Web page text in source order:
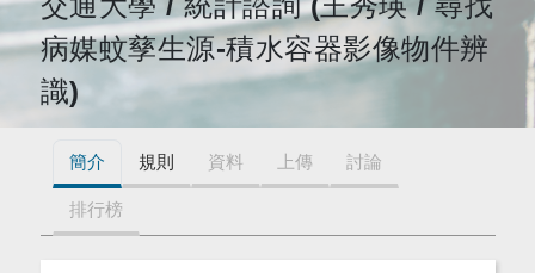
病媒蚊孳生源-積水容器影像物件辨
識)
簡介 規則 資料 上傳 討論
排行榜